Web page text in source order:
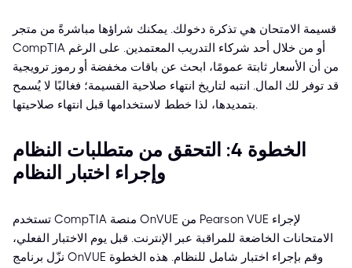
قسيمة الامتحان هي تذكرة دخولك. يمكنك شراؤها مباشرةً من متجر
CompTIA أو من خلال أحد شركاء التدريب المعتمدين. على الرغم
من أن الأسعار ثابتة عمومًا، ابحث عن باقات مخفضة أو رموز ترويجية
قد توفر لك المال. انتبه لتاريخ انتهاء صلاحية القسيمة؛ فغالبًا لا يُسمح
بتمديدها، لذا خطط لاستخدامها قبل انتهاء صلاحيتها.
الخطوة 4: التحقق من متطلبات النظام
وإجراء اختبار النظام
تستخدم CompTIA منصة OnVUE من Pearson VUE لإجراء
الامتحانات الخاضعة للمراقبة عبر الإنترنت. قبل يوم الاختبار الفعلي،
نزّل برنامج OnVUE وقم بإجراء اختبار شامل للنظام. هذه الخطوة